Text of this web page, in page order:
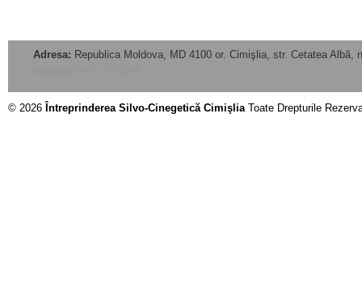
Adresa: Republica Moldova, MD 4100 or. Cimişlia, str. Cetatea Albă,
© 2026 Întreprinderea Silvo-Cinegetică CimişliaToate Drepturile